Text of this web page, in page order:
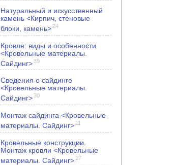
Натуральный и искусственный
камень <Кирпич, стеновые
блоки, камень> 24
Кровля: виды и особенности
<Кровельные материалы.
Сайдинг>39
Сведения о сайдинге
<Кровельные материалы.
Сайдинг>30
Монтаж сайдинга <Кровельные
материалы. Сайдинг> 11
Кровельные конструкции.
Монтаж кровли <Кровельные
материалы. Сайдинг> 17